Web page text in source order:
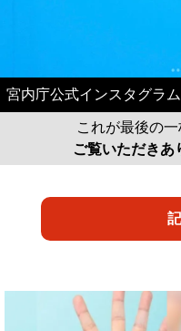
宮内庁公式インスタグラ
これが最後の一
ご覧いただきあ